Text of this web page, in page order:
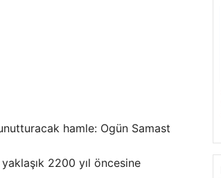
hamle: Ogün Samast
yaklaşık 2200 yıl öncesine